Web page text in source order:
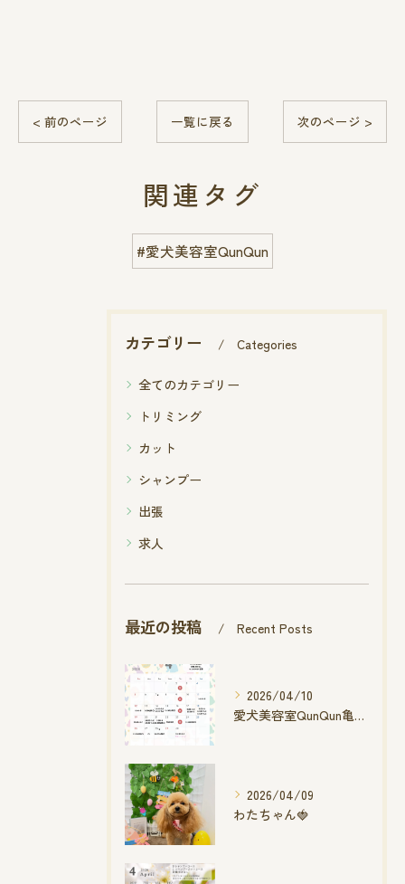
< 前のページ 一覧に戻る 次のページ >
関連タグ
#愛犬美容室QunQun
カテゴリー Categories
全てのカテゴリー
トリミング
カット
シャンプー
出張
求人
最近の投稿 Recent Posts
2026/04/10
愛犬美容室QunQun亀山エコー店
2026/04/09
わたちゃん🍓